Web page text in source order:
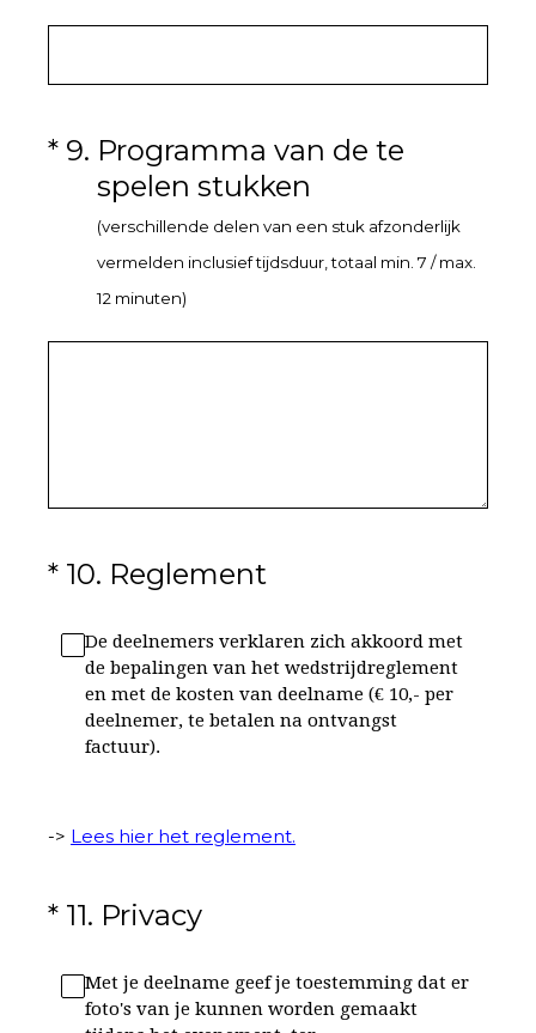
* 9. Programma van de te
spelen stukken
(verschillende delen van een stuk afzonderlijk
vermelden inclusief tijdsduur, totaal min. 7 / max.
12 minuten)
(Vereist.)
* 10. Reglement
(Vereist.)
De deelnemers verklaren zich akkoord met
de bepalingen van het wedstrijdreglement
en met de kosten van deelname (€ 10,- per
deelnemer, te betalen na ontvangst
factuur).
-> Lees hier het reglement.
* 11. Privacy
(Vereist.)
Met je deelname geef je toestemming dat er
foto's van je kunnen worden gemaakt